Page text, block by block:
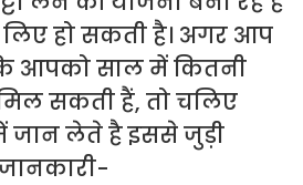
हो सकती है। अगर आप
आपको साल में कितनी
सकती हैं, तो चलिए
लेते है इससे जुड़ी